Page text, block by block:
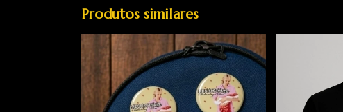
Produtos similares